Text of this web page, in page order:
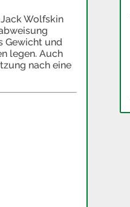
Wolfskin
Gewicht und
legen. Auch
nach eine